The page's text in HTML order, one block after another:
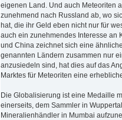
eigenen Land. Und auch Meteoriten
zunehmend nach Russland ab, wo
hat, die ihr Geld eben nicht nur für
auch ein zunehmendes Interesse an
und China zeichnet sich eine
genannten Ländern zusammen nur
anzusiedeln sind, hat dies auf das
Marktes für Meteoriten eine
Die Globalisierung ist eine Medaille
einerseits, dem Sammler in
Mineralienhändler in Mumbai